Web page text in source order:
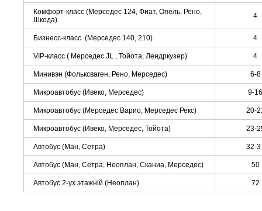
Комфорт-класс (Мерседес 124, Фиат, Опель, Рено,
Шкода)
4
Бизнесс-класс (Мерседес 140, 210) 4
VIP-класс ( Мерседес JL , Тойота, Лендркузер) 4
Минивэн (Фольксваген, Рено, Мерседес) 6-8
Микроавтобус (Ивеко, Мерседес) 9-16
Микроавтобус (Мерседес Варио, Мерседес Рекс) 20-
Микроавтобус (Ивеко, Мерседес, Тойота) 23-
Автобус (Ман, Сетра) 32-
Автобус (Ман, Сетра, Неоплан, Сканиа, Мерседес) 50
Автобус 2-ух этажній (Неоплан) 72